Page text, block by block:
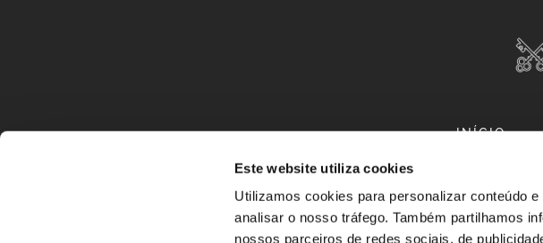
Este website utiliza cookies
Utilizamos cookies para personalizar conteúdo
analisar o nosso tráfego. Também partilhamos
nossos parceiros de redes sociais, de
INÍCIO